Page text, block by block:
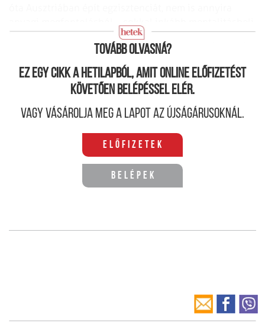
okokból, megszokásból intézik a dolgokat úgy, ahogy.
Tovább olvasná?
Ez egy cikk a hetilapból, amit online előfizetést
követően belépéssel elér.
Vagy vásárolja meg a lapot az újságárusoknál.
Előfizetek
Belépek